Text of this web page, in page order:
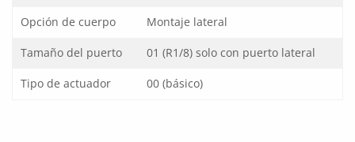
Opción de cuerpo Montaje lateral
Tamaño del puerto 01 (R1/8) solo con puerto lateral
Tipo de actuador 00 (básico)